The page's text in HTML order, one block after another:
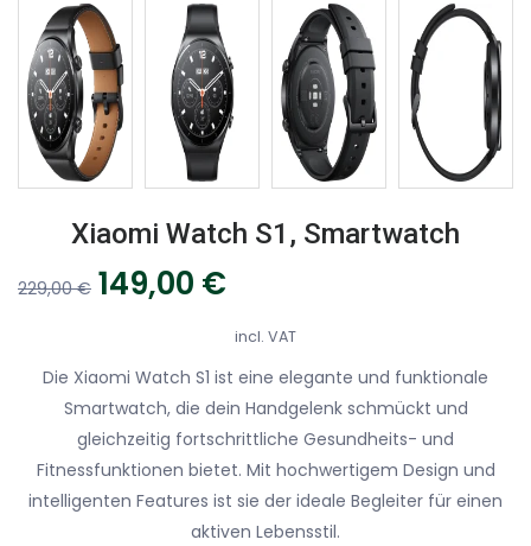
Xiaomi Watch S1, Smartwatch
229,00€ 149,00 €
incl. VAT
Die Xiaomi Watch S1 ist eine elegante und funktionale
Smartwatch, die dein Handgelenk schmückt und
gleichzeitig fortschrittliche Gesundheits- und
Fitnessfunktionen bietet. Mit hochwertigem Design und
intelligenten Features ist sie der ideale Begleiter für einen
aktiven Lebensstil.